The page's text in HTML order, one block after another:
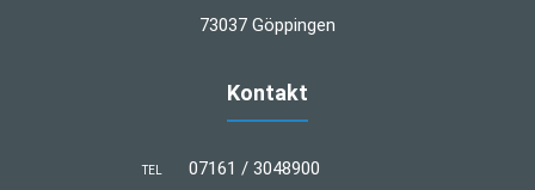
73037 Göppingen
Kontakt
TEL 07161 / 3048900